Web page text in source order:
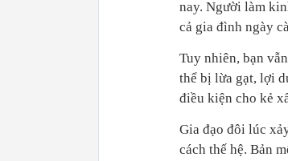
nay. Người làm
cả gia đình ngày
Tuy nhiên, bạn
thể bị lừa gạt, lợi
điều kiện cho kẻ
Gia đạo đôi lúc
cách thế hệ. Bản